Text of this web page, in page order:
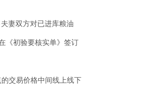
妻双方对已进库粮油
《初验要核实单》签订
交易价格中间线上线下